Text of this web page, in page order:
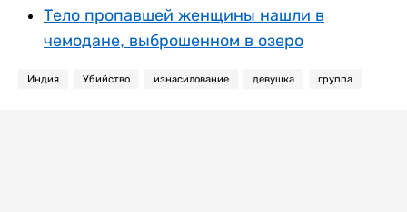
Тело пропавшей женщины нашли в
чемодане, выброшенном в озеро
Индия Убийство изнасилование девушка группа